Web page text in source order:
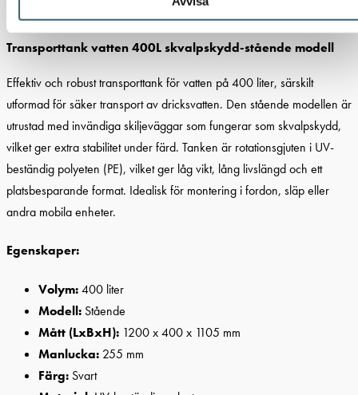
Transporttank vatten 400L skvalpskydd-stående modell
Effektiv och robust transporttank för vatten på 400 liter, särskilt
utformad för säker transport av dricksvatten. Den stående modellen är
utrustad med invändiga skiljeväggar som fungerar som skvalpskydd,
vilket ger extra stabilitet under färd. Tanken är rotationsgjuten i UV-
beständig polyeten (PE), vilket ger låg vikt, lång livslängd och ett
platsbesparande format. Idealisk för montering i fordon, släp eller
andra mobila enheter.
Egenskaper:
Volym:400 liter
Modell: Stående
Mått (LxBxH): 1200 x 400 x 1105 mm
Manlucka: 255 mm
Färg: Svart